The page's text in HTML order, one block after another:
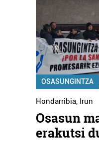
OSASUNGINTZA
Hondarribia, Irun
Osasun
erakutsi